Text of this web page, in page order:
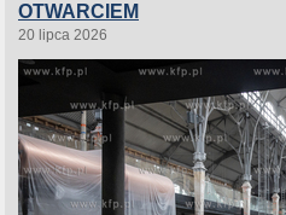
OTWARCIEM
20 lipca 2026